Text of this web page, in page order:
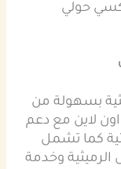
حولي
بسهولة من
اون لاين مع دعم
كما تشمل
الرميثية وخدمة